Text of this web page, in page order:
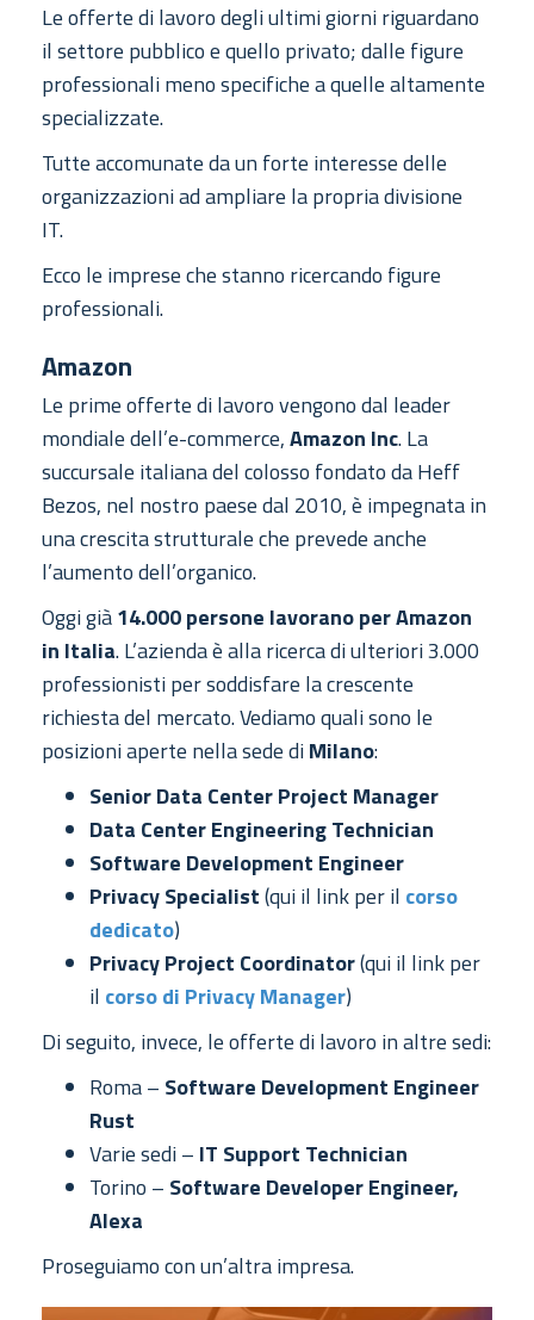
Le offerte di lavoro degli ultimi giorni riguardano
il settore pubblico e quello privato; dalle figure
professionali meno specifiche a quelle altamente
specializzate.
Tutte accomunate da un forte interesse delle
organizzazioni ad ampliare la propria divisione
IT.
Ecco le imprese che stanno ricercando figure
professionali.
Amazon
Le prime offerte di lavoro vengono dal leader
mondiale dell’e-commerce,Amazon Inc. La
succursale italiana del colosso fondato da Heff
Bezos, nel nostro paese dal 2010, è impegnata in
una crescita strutturale che prevede anche
l’aumento dell’organico.
Oggi già14.000 persone lavorano per Amazon
in Italia. L’azienda è alla ricerca di ulteriori 3.000
professionisti per soddisfare la crescente
richiesta del mercato. Vediamo quali sono le
posizioni aperte nella sede diMilano:
Senior Data Center Project Manager
Data Center Engineering Technician
Software Development Engineer
Privacy Specialist(qui il link per il corso
dedicato)
Privacy Project Coordinator(qui il link per
il corso di Privacy Manager)
Di seguito, invece, le offerte di lavoro in altre sedi:
Roma – Software Development Engineer
Rust
Varie sedi – IT Support Technician
Torino – Software Developer Engineer,
Alexa
Proseguiamo con un’altra impresa.